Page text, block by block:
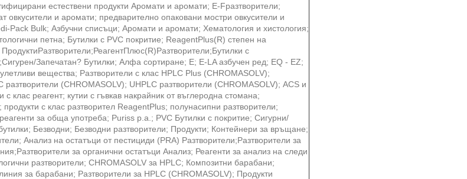
естествени продукти Аромати и аромати; E-Fразтворители;
овкусители и аромати; предварително опаковани мостри овкусители и
Pack Bulk; Азбучни списъци; Аромати и аромати; Хематология и хистология;
петна; Бутилки с PVC покритие; ReagentPlus(R) степен на
ПродуктиРазтворители;РеагентПлюс(R)Разтворители;Бутилки с
Запечатан? Бутилки; Алфа сортиране; E; E-LA азбучен ред; EQ - EZ;
вещества; Разтворители с клас HPLC Plus (CHROMASOLV);
разтворители (CHROMASOLV); UHPLC разтворители (CHROMASOLV); ACS и
с клас реагент; кутии с гъвкав накрайник от въглеродна стомана;
продукти с клас разтворител ReagentPlus; полунасипни разтворители;
за обща употреба; Puriss p.a.; PVC Бутилки с покритие; Сигурни/
Безводни; Безводни разтворители; Продукти; Контейнери за връщане;
Анализ на остатъци от пестициди (PRA) Разтворители;Разтворители за
за органични остатъци Анализ; Реагенти за анализ на следи
разтворители; CHROMASOLV за HPLC; Композитни барабани;
за барабани; Разтворители за HPLC (CHROMASOLV); Продукти